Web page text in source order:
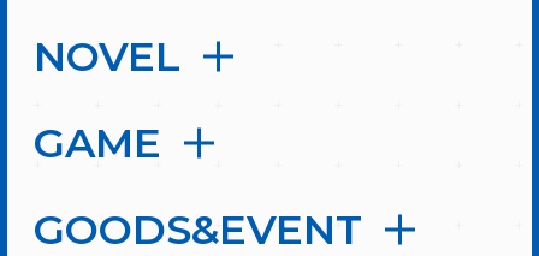
NOVEL
GAME
GOODS&EVENT